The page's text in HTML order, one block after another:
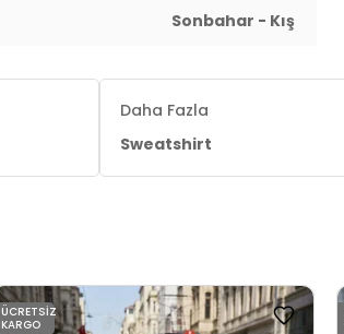
Sonbahar - Kış
Daha Fazla
Sweatshirt
ÜCRETSIZ
KARGO